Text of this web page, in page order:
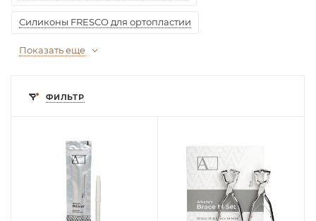
Силиконы FRESCO для ортопластии
Показать еще
ФИЛЬТР